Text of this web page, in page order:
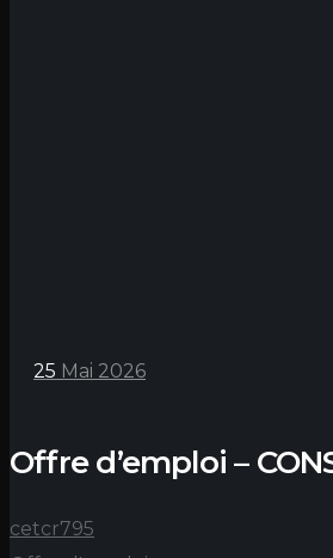
25 Mai 2026
Offre d’emploi –
cetcr795